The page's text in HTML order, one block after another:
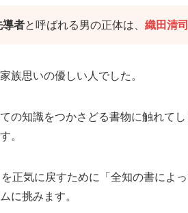
導者と呼ばれる男の正体は、 織田清司
族思いの優しい人でした。
の知識をつかさどる書物に触れて
。
正気に戻すために「全知の書によ
に挑みます。